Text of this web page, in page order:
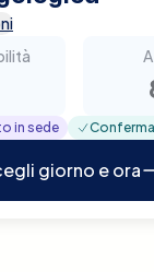
in sede
giorno e ora